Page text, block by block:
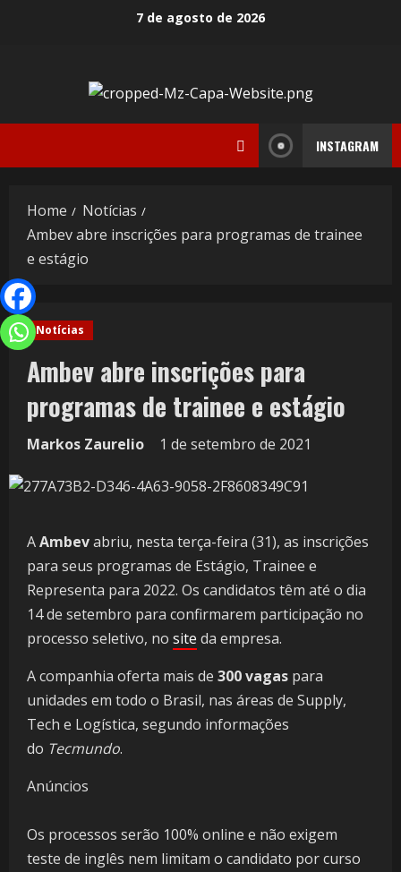
7 de agosto de 2026
INSTAGRAM
Home
Notícias
Ambev abre inscrições para programas de trainee
e estágio
Notícias
Ambev abre inscrições para
programas de trainee e estágio
Markos Zaurelio 1 de setembro de 2021
AAmbevabriu, nesta terça-feira (31), as inscrições
para seus programas de Estágio, Trainee e
Representa para 2022. Os candidatos têm até o dia
14 de setembro para confirmarem participação no
processo seletivo, no site da empresa.
A companhia oferta mais de 300 vagas para
unidades em todo o Brasil, nas áreas de Supply,
Tech e Logística, segundo informações
do Tecmundo.
Anúncios
Os processos serão 100% online e não exigem
teste de inglês nem limitam o candidato por curso